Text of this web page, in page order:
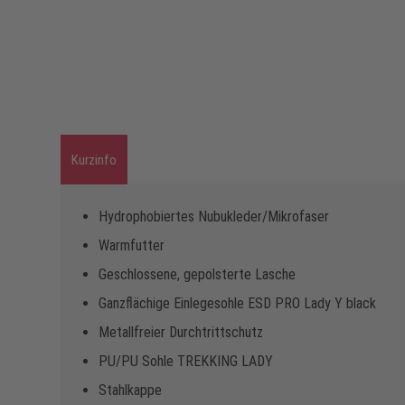
Kurzinfo
Hydrophobiertes Nubukleder/Mikrofaser
Warmfutter
Geschlossene, gepolsterte Lasche
Ganzflächige Einlegesohle ESD PRO Lady Y black
Metallfreier Durchtrittschutz
PU/PU Sohle TREKKING LADY
Stahlkappe